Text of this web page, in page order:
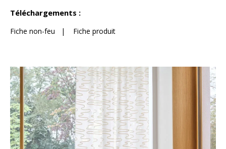
Téléchargements :
Fiche non-feu | Fiche produit